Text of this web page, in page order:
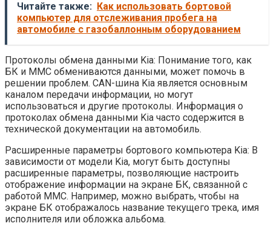
Читайте также: Как использовать бортовой
компьютер для отслеживания пробега на
автомобиле с газобаллонным оборудованием
Протоколы обмена данными Kia: Понимание того, как
БК и ММС обмениваются данными, может помочь в
решении проблем. CAN-шина Kia является основным
каналом передачи информации, но могут
использоваться и другие протоколы. Информация о
протоколах обмена данными Kia часто содержится в
технической документации на автомобиль.
Расширенные параметры бортового компьютера Kia: В
зависимости от модели Kia, могут быть доступны
расширенные параметры, позволяющие настроить
отображение информации на экране БК, связанной с
работой ММС. Например, можно выбрать, чтобы на
экране БК отображалось название текущего трека, имя
исполнителя или обложка альбома.